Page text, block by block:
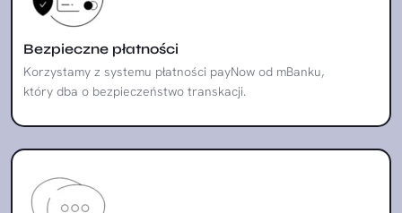
Bezpieczne płatności
Korzystamy z systemu płatności payNow od mBanku,
który dba o bezpieczeństwo transkacji.